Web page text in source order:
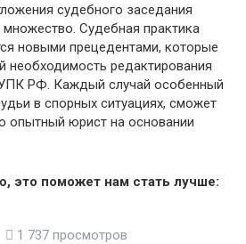
судебного заседания
Судебная практика
новыми прецедентами, которые
необходимость редактирования
РФ. Каждый случай особенный
в спорных ситуациях, сможет
опытный юрист на основании
это поможет нам стать лучше:
1 737 просмотров